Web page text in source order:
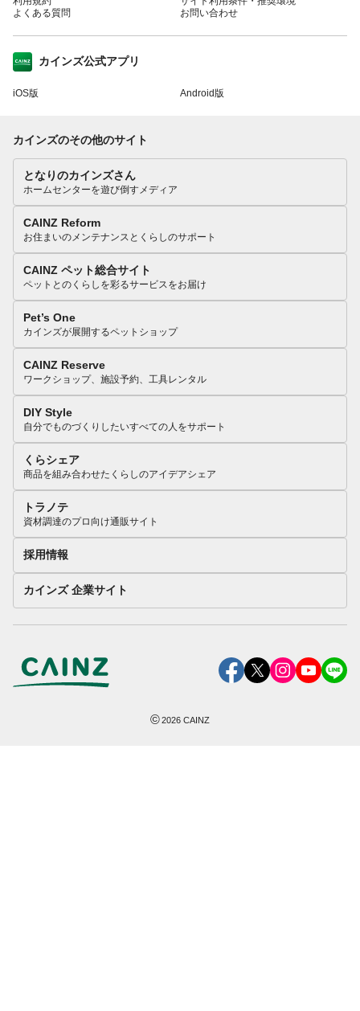
よくある質問
お問い合わせ
カインズ公式アプリ
iOS版 Android版
カインズのその他のサイト
となりのカインズさん
ホームセンターを遊び倒すメディア
CAINZ Reform
お住まいのメンテナンスとくらしのサポート
CAINZ ペット総合サイト
ペットとのくらしを彩るサービスをお届け
Pet’s One
カインズが展開するペットショップ
CAINZ Reserve
ワークショップ、施設予約、工具レンタル
DIY Style
自分でものづくりしたいすべての人をサポート
くらシェア
商品を組み合わせたくらしのアイデアシェア
トラノテ
資材調達のプロ向け通販サイト
採用情報
カインズ 企業サイト
©2026 CAINZ